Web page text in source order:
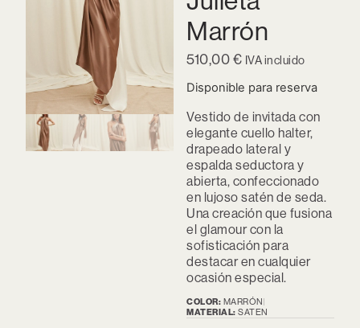
Marrón
510,00€ IVA incluido
Disponible para reserva
Vestido de invitada con
elegante cuello halter,
drapeado lateral y
espalda seductora y
abierta, confeccionado
en lujoso satén de seda.
Una creación que fusiona
el glamour con la
sofisticación para
destacar en cualquier
ocasión especial.
COLOR: MARRÓN
MATERIAL: SATEN